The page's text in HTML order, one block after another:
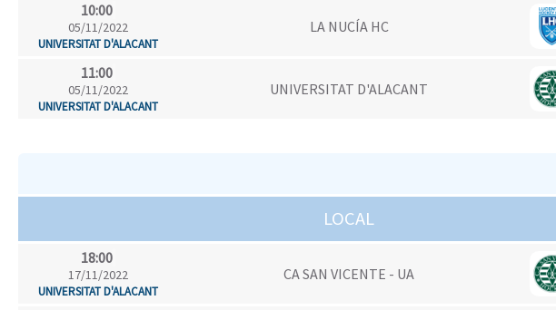
10:00
05/11/2022
UNIVERSITAT D'ALACANT
LA NUCÍA HC
11:00
05/11/2022
UNIVERSITAT D'ALACANT
UNIVERSITAT D'ALACANT
LOCAL
18:00
17/11/2022
UNIVERSITAT D'ALACANT
CA SAN VICENTE - UA